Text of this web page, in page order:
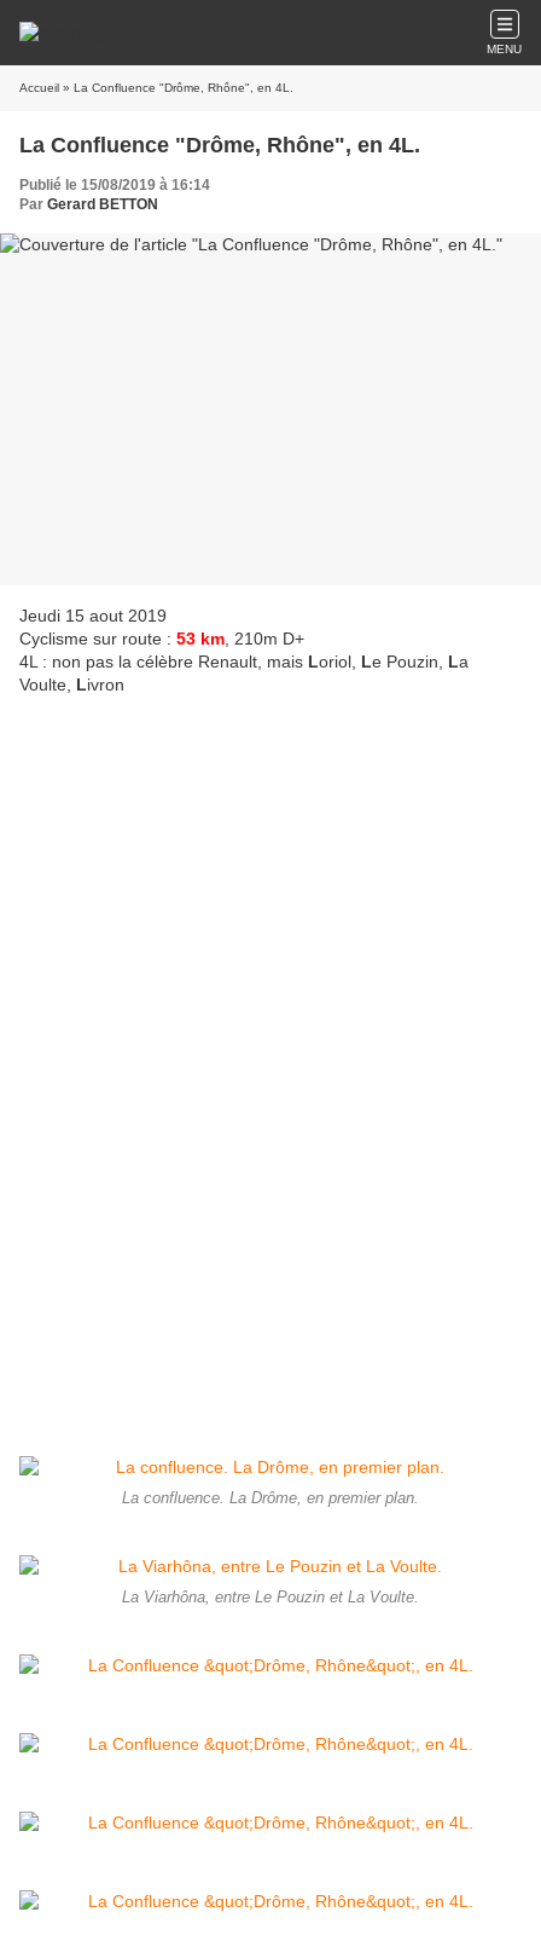
MENU
Accueil » La Confluence "Drôme, Rhône", en 4L.
La Confluence "Drôme, Rhône", en 4L.
Publié le 15/08/2019 à 16:14
Par Gerard BETTON
Jeudi 15 aout 2019
Cyclisme sur route : 53 km , 210m D+
4L : non pas la célèbre Renault, mais Loriol, Le Pouzin, La
Voulte, Livron
La confluence. La Drôme, en premier plan.
La Viarhôna, entre Le Pouzin et La Voulte.